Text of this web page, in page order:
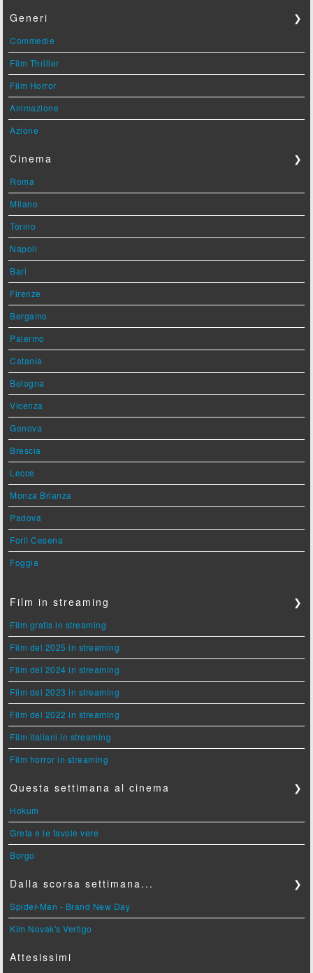
Generi ❯
Commedie
Film Thriller
Film Horror
Animazione
Azione
Cinema ❯
Roma
Milano
Torino
Napoli
Bari
Firenze
Bergamo
Palermo
Catania
Bologna
Vicenza
Genova
Brescia
Lecce
Monza Brianza
Padova
Forlì Cesena
Foggia
Film in streaming ❯
Film gratis in streaming
Film del 2025 in streaming
Film del 2024 in streaming
Film del 2023 in streaming
Film del 2022 in streaming
Film italiani in streaming
Film horror in streaming
Questa settimana al cinema ❯
Hokum
Greta e le favole vere
Borgo
Dalla scorsa settimana... ❯
Spider-Man - Brand New Day
Kim Novak's Vertigo
Attesissimi